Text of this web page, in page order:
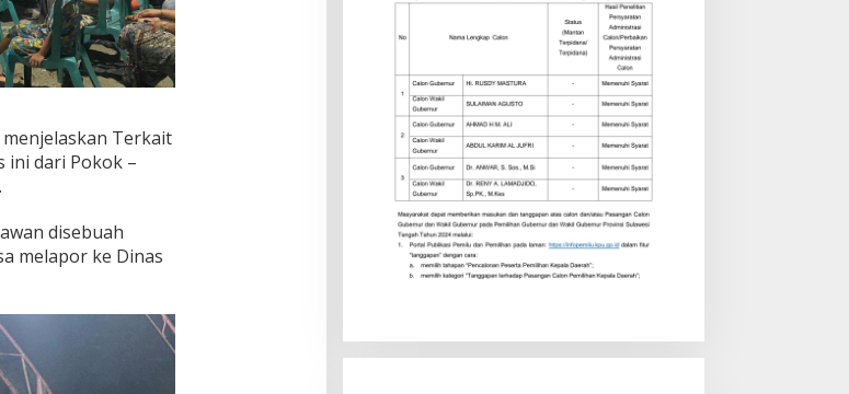
Terkait
ini dari Pokok –
disebuah
melapor ke Dinas